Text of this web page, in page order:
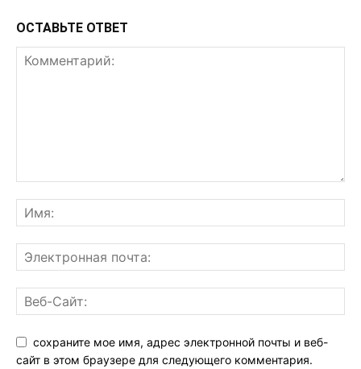
ОСТАВЬТЕ ОТВЕТ
сохраните мое имя, адрес электронной почты и веб-
сайт в этом браузере для следующего комментария.